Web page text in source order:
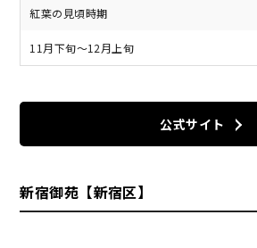
紅葉の見頃時期
11月下旬～12月上旬
公式サイト
新宿御苑【新宿区】